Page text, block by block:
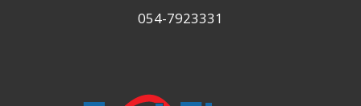
054-7923331